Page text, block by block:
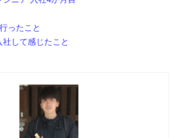
ったこと
して感じたこと